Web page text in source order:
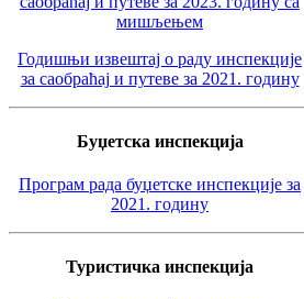
мишљењем
Годишњи извештај о раду инспекције
за саобраћај и путеве за 2021. годину
Буџетска инспекција
Програм рада буџетске инспекције за
2021. годину
Туристичка инспекција